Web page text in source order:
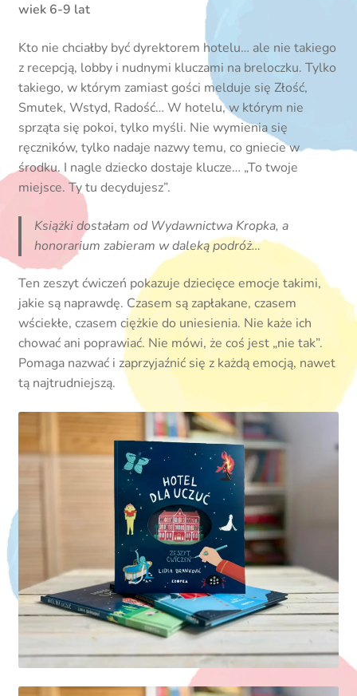
wiek 6-9 lat
Kto nie chciałby być dyrektorem hotelu… ale nie takiego
z recepcją, lobby i nudnymi kluczami na breloczku. Tylko
takiego, w którym zamiast gości melduje się Złość,
Smutek, Wstyd, Radość… W hotelu, w którym nie
sprząta się pokoi, tylko myśli. Nie wymienia się
ręczników, tylko nadaje nazwy temu, co gniecie w
środku. I nagle dziecko dostaje klucze… „To twoje
miejsce. Ty tu decydujesz”.
Książki dostałam od Wydawnictwa Kropka, a
honorarium zabieram w daleką podróż…
Ten zeszyt ćwiczeń pokazuje dziecięce emocje takimi,
jakie są naprawdę. Czasem są zapłakane, czasem
wściekłe, czasem ciężkie do uniesienia. Nie każe ich
chować ani poprawiać. Nie mówi, że coś jest „nie tak”.
Pomaga nazwać i zaprzyjaźnić się z każdą emocją, nawet
tą najtrudniejszą.